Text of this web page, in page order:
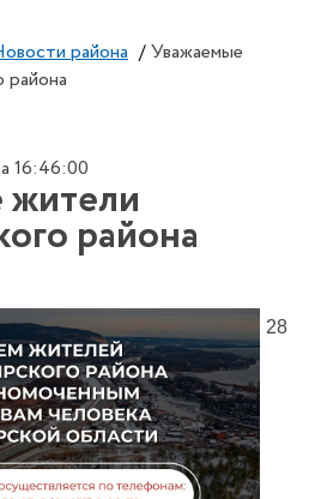
района / Уважаемые
района
16:46:00
района
28